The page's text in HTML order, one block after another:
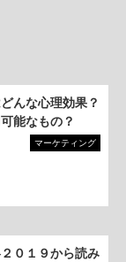
んな心理効果？
能なもの？
マーケティング
０１９から読み